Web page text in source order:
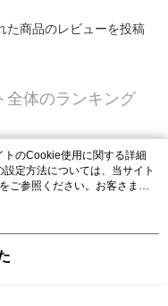
た商品のレビューを投稿
全体のランキング
のCookie使用に関する詳細
定方法については、当サイト
ご参照ください。お客さま
サイト利用規約のCookieポリ